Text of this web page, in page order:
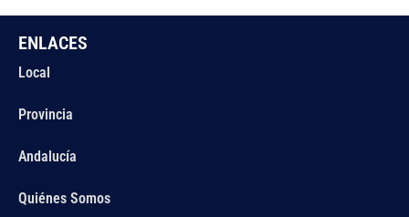
ENLACES
Local
Provincia
Andalucía
Quiénes Somos